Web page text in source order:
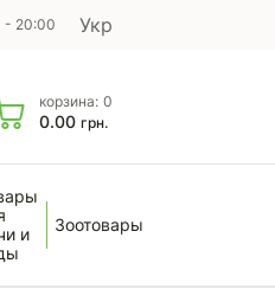
- 20:00 Укр
корзина: 0
0.00 грн.
и
Зоотовары